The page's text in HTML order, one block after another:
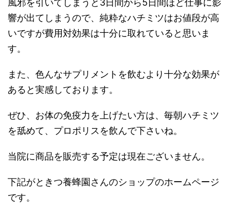
風邪を引いてしまうと3日間から5日間ほど仕事に影
響が出てしまうので、純粋なハチミツはお値段が高
いですが費用対効果は十分に取れていると思いま
す。
また、色んなサプリメントを飲むより十分な効果が
あると実感しております。
ぜひ、お体の免疫力を上げたい方は、毎朝ハチミツ
を舐めて、プロポリスを飲んで下さいね。
当院に商品を販売する予定は現在ございません。
下記がときつ養蜂園さんのショップのホームページ
です。